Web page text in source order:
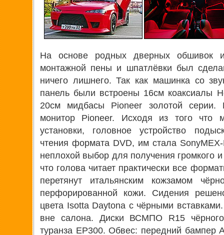
На основе родных дверных обшивок
монтажной пены и шпатлёвки был
ничего лишнего. Так как машинка со
панель были встроены 16см коаксиалы
20см мидбасы Pioneer золотой серии.
монитор Pioneer. Исходя из того что
установки, головное устройство
чтения формата DVD, им стала
неплохой выбор для получения громкого и
что голова читает практически все
перетянут итальянским кожзамом
перфорированной кожи. Сидения
цвета Isotta Daytona с чёрными
вне салона. Диски ВСМПО R15 чёрного
туранза ЕР300. Обвес: передний бампер